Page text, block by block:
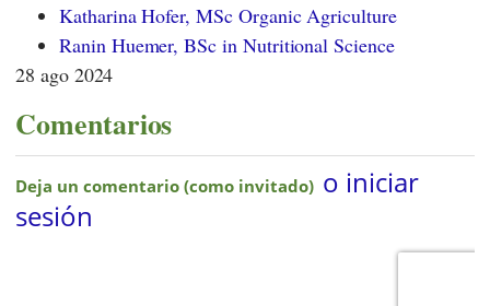
Katharina Hofer, MSc Organic Agriculture
Ranin Huemer, BSc in Nutritional Science
28 ago 2024
Comentarios